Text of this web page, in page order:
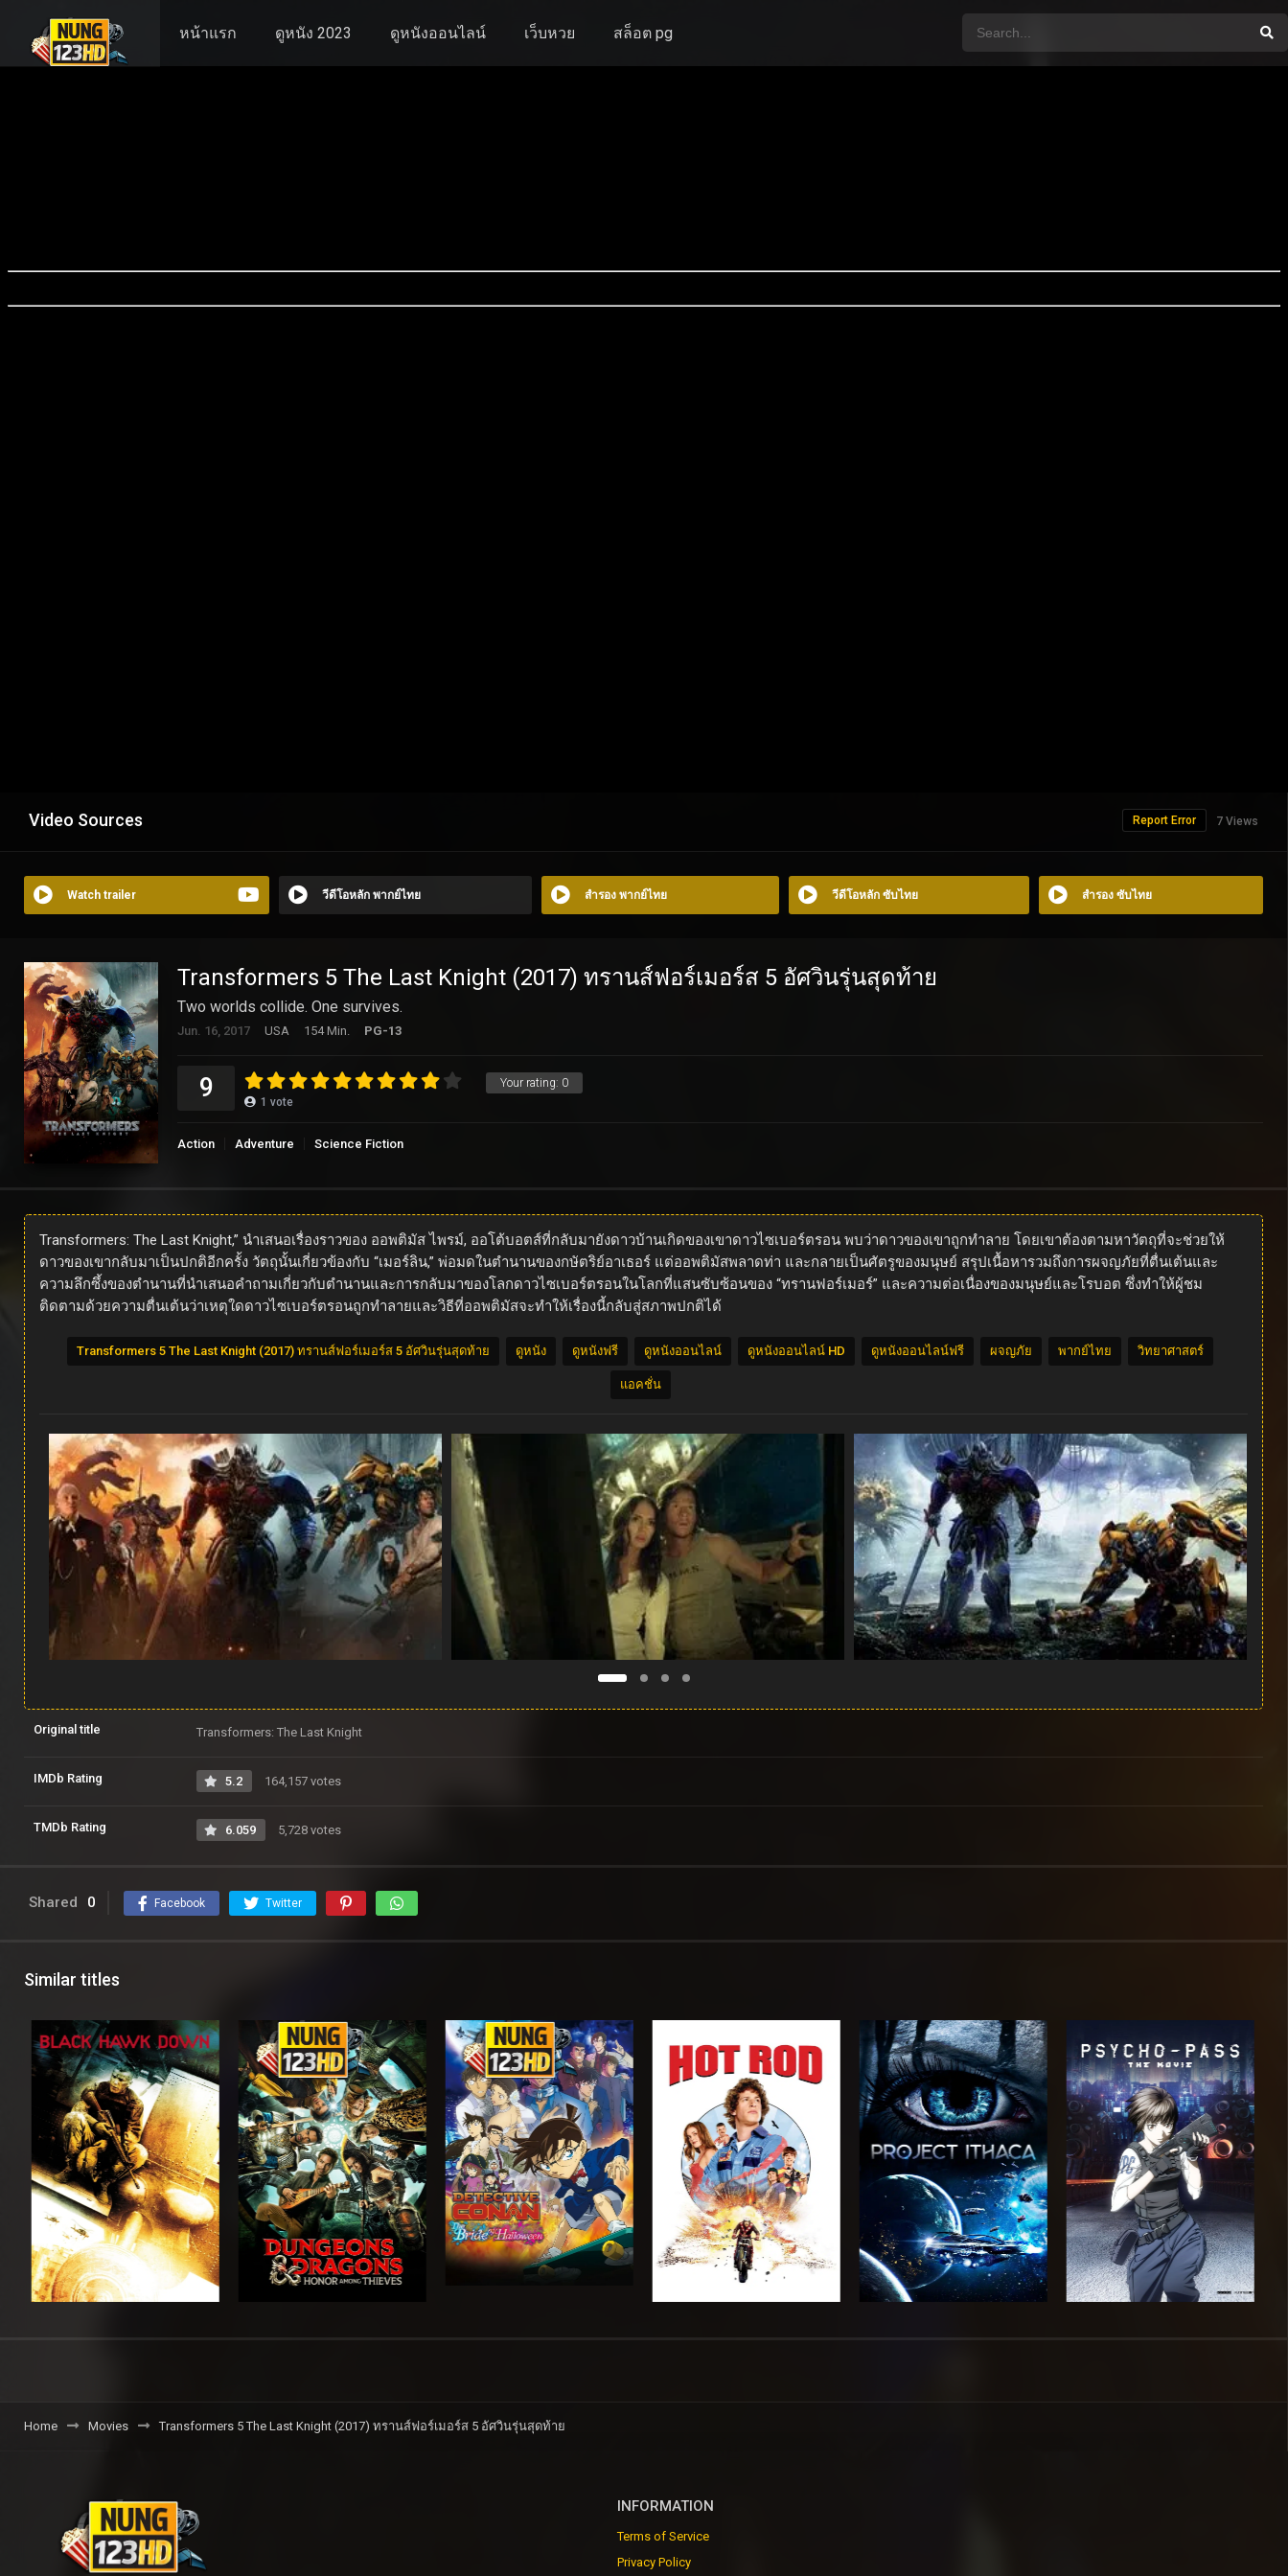
หน้าแรก ดูหนัง 2023 ดูหนังออนไลน์ เว็บหวย สล็อต pg
Video Sources 7 Views
Report Error
Watch trailer วีดีโอหลัก พากย์ไทย สำรอง พากย์ไทย วีดีโอหลัก ซับไทย สำรอง ซับไทย
Transformers 5 The Last Knight (2017) ทรานส์ฟอร์เมอร์ส 5 อัศวินรุ่นสุดท้าย
Two worlds collide. One survives.
Jun. 16, 2017 USA 154 Min. PG-13
Your rating: 0
9 1 vote
Action Adventure Science Fiction
Transformers: The Last Knight,” นำเสนอเรื่องราวของ ออพติมัส ไพรม์, ออโต้บอตส์ที่กลับมายังดาวบ้านเกิดของเขาดาวไซเบอร์ตรอน พบว่าดาวของเขาถูกทำลาย โดยเขาต้องตามหาวัตถุที่จะช่วยให้
ดาวของเขากลับมาเป็นปกติอีกครั้ง วัตถุนั้นเกี่ยวข้องกับ “เมอร์ลิน,” พ่อมดในตำนานของกษัตริย์อาเธอร์ แต่ออพติมัสพลาดท่า และกลายเป็นศัตรูของมนุษย์ สรุปเนื้อหารวมถึงการผจญภัยที่ตื่นเต้นและ
ความลึกซึ้งของตำนานที่นำเสนอคำถามเกี่ยวกับตำนานและการกลับมาของโลกดาวไซเบอร์ตรอนในโลกที่แสนซับซ้อนของ “ทรานฟอร์เมอร์” และความต่อเนื่องของมนุษย์และโรบอต ซึ่งทำให้ผู้ชม
ติดตามด้วยความตื่นเต้นว่าเหตุใดดาวไซเบอร์ตรอนถูกทำลายและวิธีที่ออพติมัสจะทำให้เรื่องนี้กลับสู่สภาพปกติได้
Transformers 5 The Last Knight (2017) ทรานส์ฟอร์เมอร์ส 5 อัศวินรุ่นสุดท้าย ดูหนัง ดูหนังฟรี ดูหนังออนไลน์ ดูหนังออนไลน์ HD ดูหนังออนไลน์ฟรี ผจญภัย พากย์ไทย วิทยาศาสตร์
แอคชั่น
Original title Transformers: The Last Knight
IMDb Rating 5.2 164,157 votes
TMDb Rating 6.059 5,728 votes
Shared 0 Facebook Twitter
Similar titles
Home Movies Transformers 5 The Last Knight (2017) ทรานส์ฟอร์เมอร์ส 5 อัศวินรุ่นสุดท้าย
INFORMATION
Terms of Service
Privacy Policy